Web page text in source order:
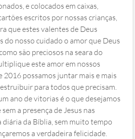
e colocados em caixas,
escritos por nossas crianças,
que estes valentes de Deus
do nosso cuidado o amor que Deus
são preciosos na seara do
este amor em nossos
2016 possamos juntar mais e mais
para todos que precisam.
ano de vitorias é o que desejamos
a presença de Jesus nas
diária da Bíblia, sem muito tempo
a verdadeira felicidade.